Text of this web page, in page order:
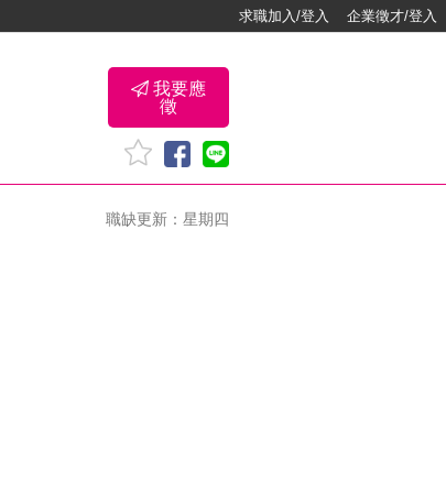
求職加入/登入 企業徵才/登入
我要應
徵
職缺更新：星期四